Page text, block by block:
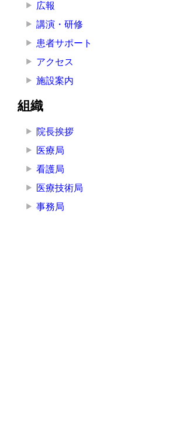
広報
講演・研修
患者サポート
アクセス
施設案内
組織
院長挨拶
医療局
看護局
医療技術局
事務局